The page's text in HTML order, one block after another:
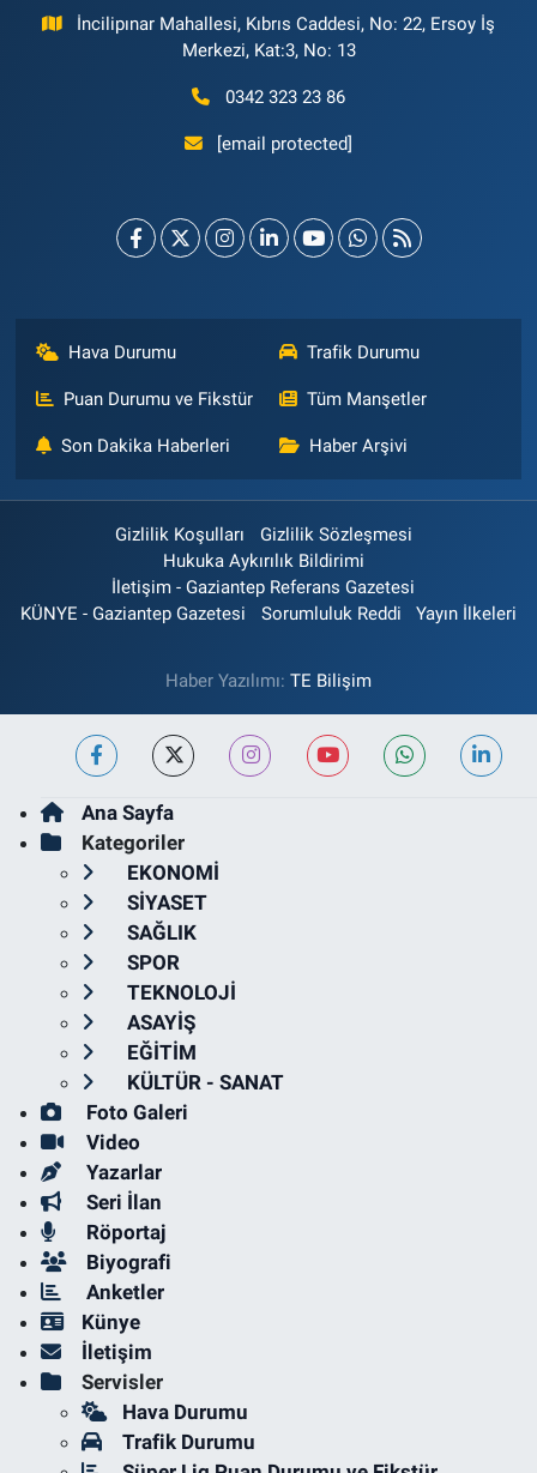
İncilipınar Mahallesi, Kıbrıs Caddesi, No: 22, Ersoy İş
Merkezi, Kat:3, No: 13
0342 323 23 86
[email protected]
Hava Durumu Trafik Durumu
Puan Durumu ve Fikstür Tüm Manşetler
Son Dakika Haberleri Haber Arşivi
Gizlilik Koşulları
Gizlilik Sözleşmesi
Hukuka Aykırılık Bildirimi
İletişim - Gaziantep Referans Gazetesi
KÜNYE - Gaziantep Gazetesi
Sorumluluk Reddi Yayın İlkeleri
Haber Yazılımı: TE Bilişim
Ana Sayfa
Kategoriler
EKONOMİ
SİYASET
SAĞLIK
SPOR
TEKNOLOJİ
ASAYİŞ
EĞİTİM
KÜLTÜR - SANAT
Foto Galeri
Video
Yazarlar
Seri İlan
Röportaj
Biyografi
Anketler
Künye
İletişim
Servisler
Hava Durumu
Trafik Durumu